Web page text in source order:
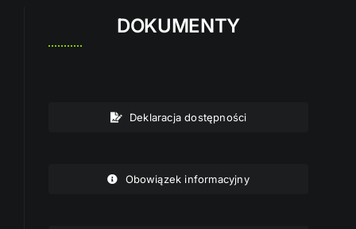
DOKUMENTY
Deklaracja dostępności
Obowiązek informacyjny